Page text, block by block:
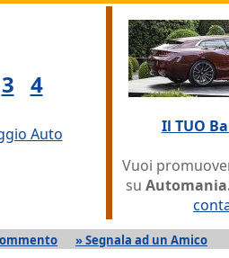
3 4
Auto
Il TUO
Vuoi
su
» Segnala ad un Amico